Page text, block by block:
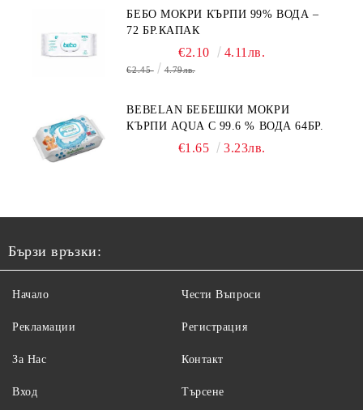
БЕБО МОКРИ КЪРПИ 99% ВОДА –
72 БР.КАПАК
€2.10 4.11лв.
€2.45 4.79лв.
BEBELAN БЕБЕШКИ МОКРИ
КЪРПИ AQUA С 99.6 % ВОДА 64БР.
€1.65 3.23лв.
Бързи връзки:
Начало
Рекламации
За Нас
Вход
Чести Въпроси
Регистрация
Контакт
Търсене